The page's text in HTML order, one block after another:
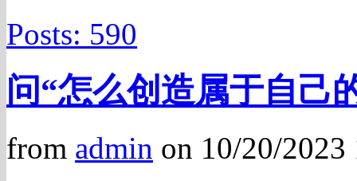
Posts: 590
问“怎么创造属于自己
from admin on 10/20/